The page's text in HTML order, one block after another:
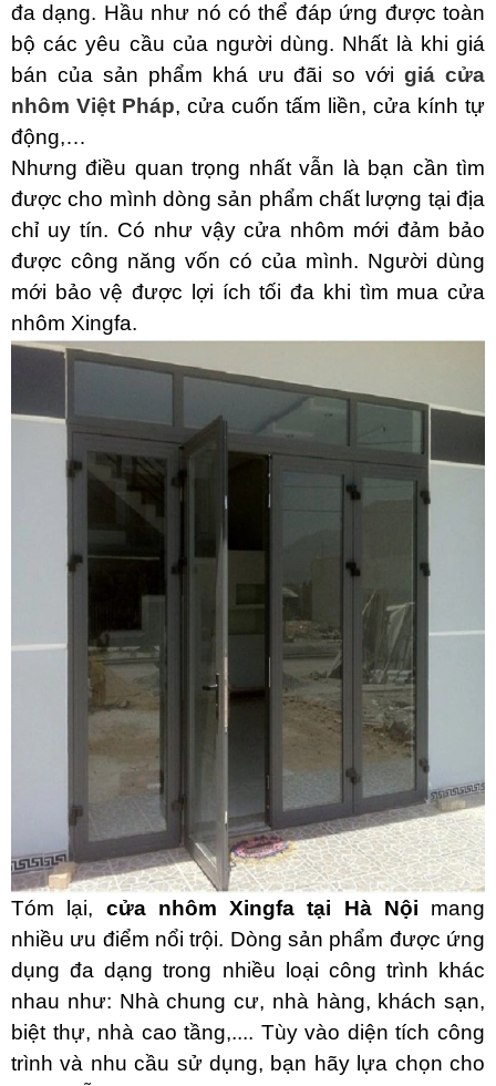
đa dạng. Hầu như nó có thể đáp ứng được toàn
bộ các yêu cầu của người dùng. Nhất là khi giá
bán của sản phẩm khá ưu đãi so vớigiá cửa
nhôm Việt Pháp, cửa cuốn tấm liền, cửa kính tự
động,…
Nhưng điều quan trọng nhất vẫn là bạn cần tìm
được cho mình dòng sản phẩm chất lượng tại địa
chỉ uy tín. Có như vậy cửa nhôm mới đảm bảo
được công năng vốn có của mình. Người dùng
mới bảo vệ được lợi ích tối đa khi tìm mua cửa
nhôm Xingfa.
Tóm lại, cửa nhôm Xingfa tại Hà Nội mang
nhiều ưu điểm nổi trội. Dòng sản phẩm được ứng
dụng đa dạng trong nhiều loại công trình khác
nhau như: Nhà chung cư, nhà hàng, khách sạn,
biệt thự, nhà cao tầng,.... Tùy vào diện tích công
trình và nhu cầu sử dụng, bạn hãy lựa chọn cho